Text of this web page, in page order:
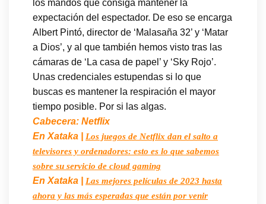
los mandos que consiga mantener la
expectación del espectador. De eso se encarga
Albert Pintó, director de ‘Malasaña 32’ y ‘Matar
a Dios’, y al que también hemos visto tras las
cámaras de ‘La casa de papel’ y ‘Sky Rojo’.
Unas credenciales estupendas si lo que
buscas es mantener la respiración el mayor
tiempo posible. Por si las algas.
Cabecera: Netflix
En Xataka | Los juegos de Netflix dan el salto a
televisores y ordenadores: esto es lo que sabemos
sobre su servicio de cloud gaming
En Xataka | Las mejores películas de 2023 hasta
ahora y las más esperadas que están por venir